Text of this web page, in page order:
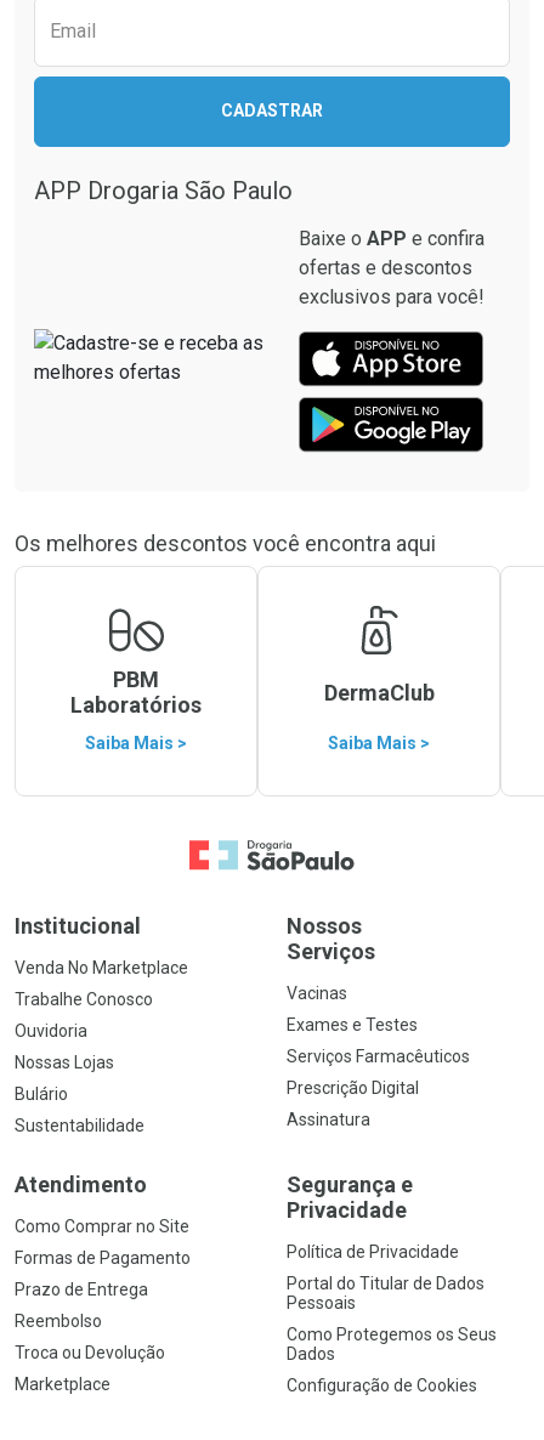
Email
CADASTRAR
APP Drogaria São Paulo
Baixe o APP e confira
ofertas e descontos
exclusivos para você!
Os melhores descontos você encontra aqui
PBM
Laboratórios
Saiba Mais >
DermaClub
Saiba Mais >
Ir para a Home
Institucional
Venda No Marketplace
Trabalhe Conosco
Ouvidoria
Nossas Lojas
Bulário
Sustentabilidade
Nossos
Serviços
Vacinas
Exames e Testes
Serviços Farmacêuticos
Prescrição Digital
Assinatura
Atendimento
Como Comprar no Site
Formas de Pagamento
Prazo de Entrega
Reembolso
Troca ou Devolução
Marketplace
Segurança e
Privacidade
Política de Privacidade
Portal do Titular de Dados
Pessoais
Como Protegemos os Seus
Dados
Configuração de Cookies